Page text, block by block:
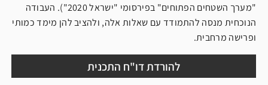
"מערך השטחים הפתוחים" בפירסומי "ישראל 2020"). העבודה
הנוכחית מנסה להתמודד עם שאלות אלה, ולהציב להן מימד כמותי
ופרישה מרחבית.
להורדת דו"ח התכנית